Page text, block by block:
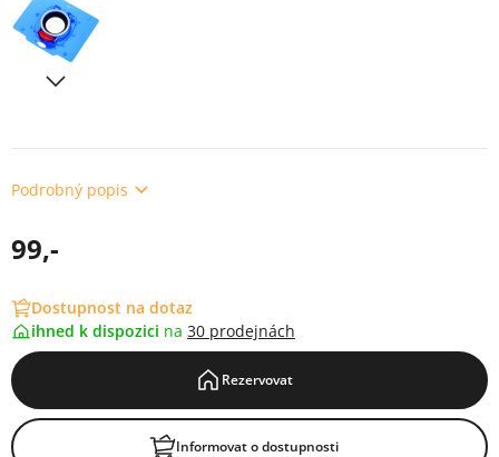
Podrobný popis
99,-
Dostupnost na dotaz
ihned k dispozici na 30 prodejnách
Rezervovat
Informovat o dostupnosti